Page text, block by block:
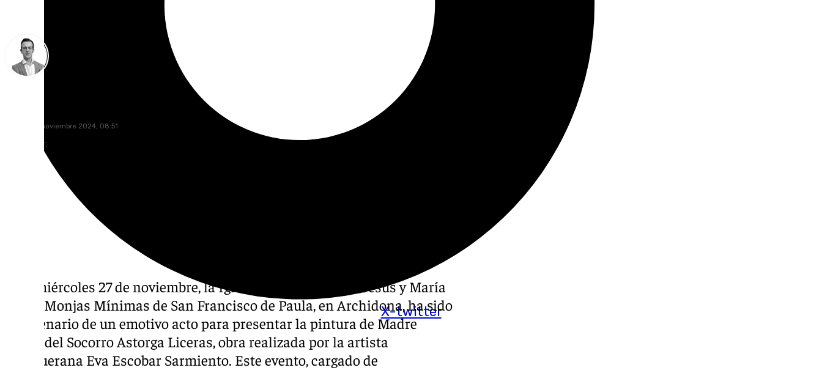
X-twitter
jueves, 28 noviembre 2024, 08:51
Compartir:
Este miércoles 27 de noviembre, la Iglesia del convento de Jesús y María
de las Monjas Mínimas de San Francisco de Paula, en Archidona, ha sido
el escenario de un emotivo acto para presentar la pintura de Madre
María del Socorro Astorga Liceras, obra realizada por la artista
antequerana Eva Escobar Sarmiento. Este evento, cargado de